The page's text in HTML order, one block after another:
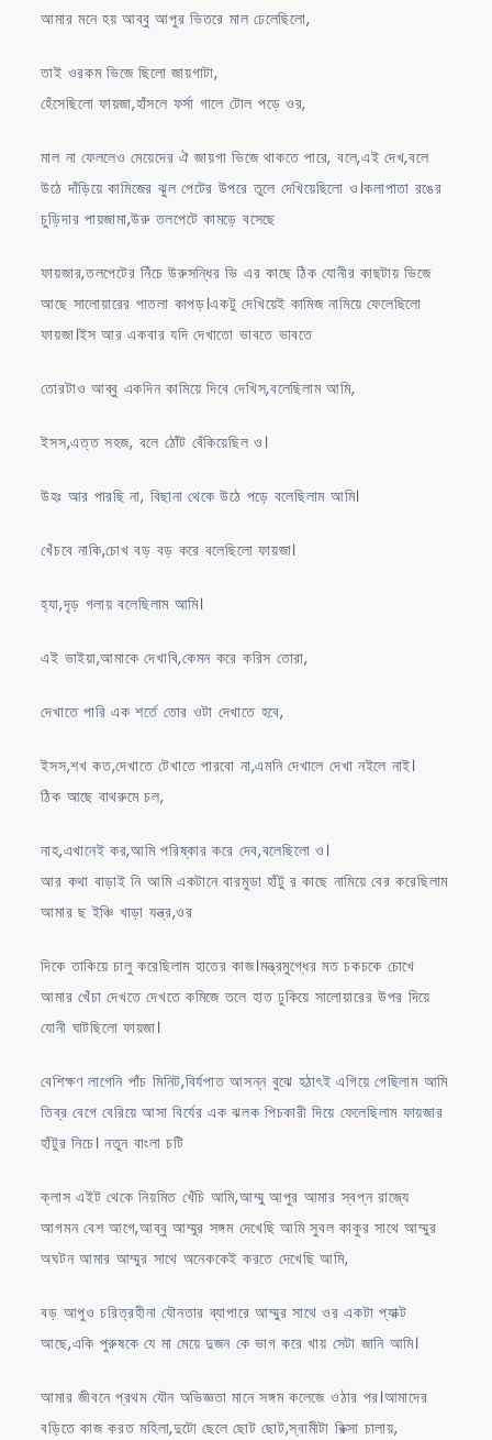
আমার মনে হয় আব্বু আপুর ভিতরে মাল ঢেলেছিলো,
তাই ওরকম ভিজে ছিলো জায়গাটা,
হেঁসেছিলো ফায়জা,হাঁসলে ফর্সা গালে টোল পড়ে ওর,
মাল না ফেললেও মেয়েদের ঐ জায়গা ভিজে থাকতে পারে, বলে,এই দেখ,বলে
উঠে দাঁড়িয়ে কামিজের ঝুল পেটের উপরে তুলে দেখিয়েছিলো ও।কলাপাতা রঙের
চুড়িদার পায়জামা,উরু তলপেটে কামড়ে বসেছে
ফায়জার,তলপেটের নিঁচে উরুসন্ধির ভি এর কাছে ঠিক যোনীর কাছটায় ভিজে
আছে সালোয়ারের পাতলা কাপড়।একটু দেখিয়েই কামিজ নামিয়ে ফেলেছিলো
ফায়জা।ইস আর একবার যদি দেখাতো ভাবতে ভাবতে
তোরটাও আব্বু একদিন কামিয়ে দিবে দেখিস,বলেছিলাম আমি,
ইসস,এত্ত সহজ, বলে ঠোঁট বেঁকিয়েছিল ও।
উহঃ আর পারছি না, বিছানা থেকে উঠে পড়ে বলেছিলাম আমি।
খেঁচবে নাকি,চোখ বড় বড় করে বলেছিলো ফায়জা।
হ্যা,দৃড় গলায় বলেছিলাম আমি।
এই ভাইয়া,আমাকে দেখাবি,কেমন করে করিস তোরা,
দেখাতে পারি এক শর্তে তোর ওটা দেখাতে হবে,
ইসস,শখ কত,দেখাতে টেখাতে পারবো না,এমনি দেখালে দেখা নইলে নাই।
ঠিক আছে বাথরুমে চল,
নাহ,এখানেই কর,আমি পরিষ্কার করে দেব,বলেছিলো ও।
আর কথা বাড়াই নি আমি একটানে বারমুডা হাঁটু র কাছে নামিয়ে বের করেছিলাম
আমার ছ ইঞ্চি খাড়া যন্ত্র,ওর
দিকে তাকিয়ে চালু করেছিলাম হাতের কাজ।মন্ত্রমুগ্ধের মত চকচকে চোখে
আমার খেঁচা দেখতে দেখতে কমিজে তলে হাত ঢুকিয়ে সালোয়ারের উপর দিয়ে
যোনী ঘাটছিলো ফায়জা।
বেশিক্ষণ লাগেনি পাঁচ মিনিট,বির্যপাত আসন্ন বুঝে হঠাৎই এগিয়ে গেছিলাম আমি
তিব্র বেগে বেরিয়ে আসা বির্যের এক ঝলক পিচকারী দিয়ে ফেলেছিলাম ফায়জার
হাঁটুর নিচে। নতুন বাংলা চটি
ক্লাস এইট থেকে নিয়মিত খেঁচি আমি,আম্মু আপুর আমার স্বপ্ন রাজ্যে
আগমন বেশ আগে,আব্বু আম্মুর সঙ্গম দেখেছি আমি সুবল কাকুর সাথে আম্মুর
অঘটন আমার আম্মুর সাথে অনেককেই করতে দেখেছি আমি,
বড় আপুও চরিত্রহীনা যৌনতার ব্যাপারে আম্মুর সাথে ওর একটা প্যাক্ট
আছে,একি পুরুষকে যে মা মেয়ে দুজন কে ভাগ করে খায় সেটা জানি আমি।
আমার জীবনে প্রথম যৌন অভিজ্ঞতা মানে সঙ্গম কলেজে ওঠার পর।আমাদের
বড়িতে কাজ করত মহিলা,দুটো ছেলে ছোট ছোট,স্বামীটা রিক্সা চালায়,